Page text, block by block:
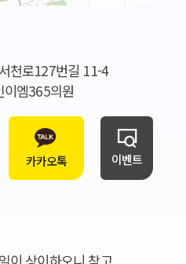
천로127번길 11-4
엠365의원
카카오톡 이벤트